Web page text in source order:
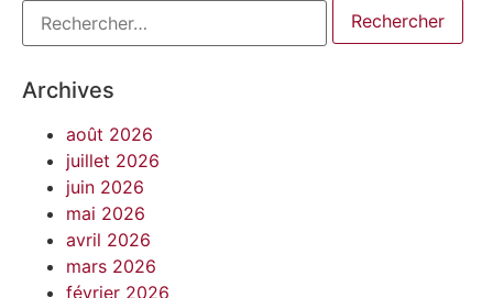
Archives
août 2026
juillet 2026
juin 2026
mai 2026
avril 2026
mars 2026
février 2026